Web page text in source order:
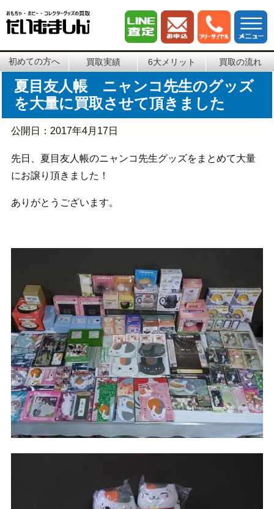
初めての方へ 買取実績 6大メリット 買取の流れ
夏目友人帳 ニャンコ先生のグッズ
を大量に買取させて頂きました
公開日： 2017年4月17日
先日、夏目友人帳のニャンコ先生グッズをまとめて大量
にお譲り頂きました！
ありがとうございます。